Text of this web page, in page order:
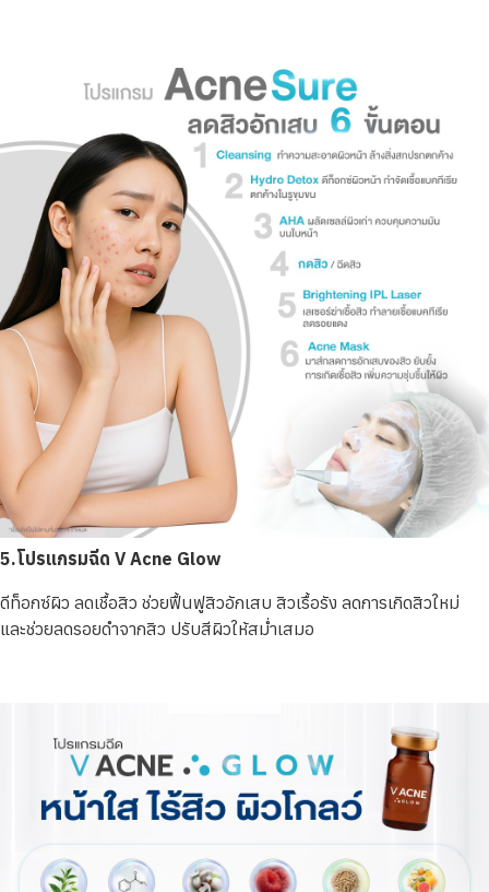
5.โปรแกรมฉีด V Acne Glow
ดีท็อกซ์ผิว ลดเชื้อสิว ช่วยฟื้นฟูสิวอักเสบ สิวเรื้อรัง ลดการเกิดสิวใหม่
และช่วยลดรอยดำจากสิว ปรับสีผิวให้สม่ำเสมอ